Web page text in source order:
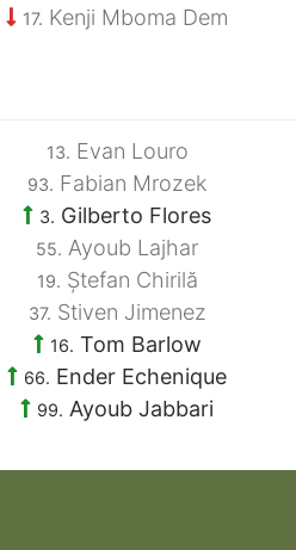
17. Kenji Mboma Dem
13. Evan Louro
93. Fabian Mrozek
3. Gilberto Flores
55. Ayoub Lajhar
19. Ștefan Chirilă
37. Stiven Jimenez
16. Tom Barlow
66. Ender Echenique
99. Ayoub Jabbari